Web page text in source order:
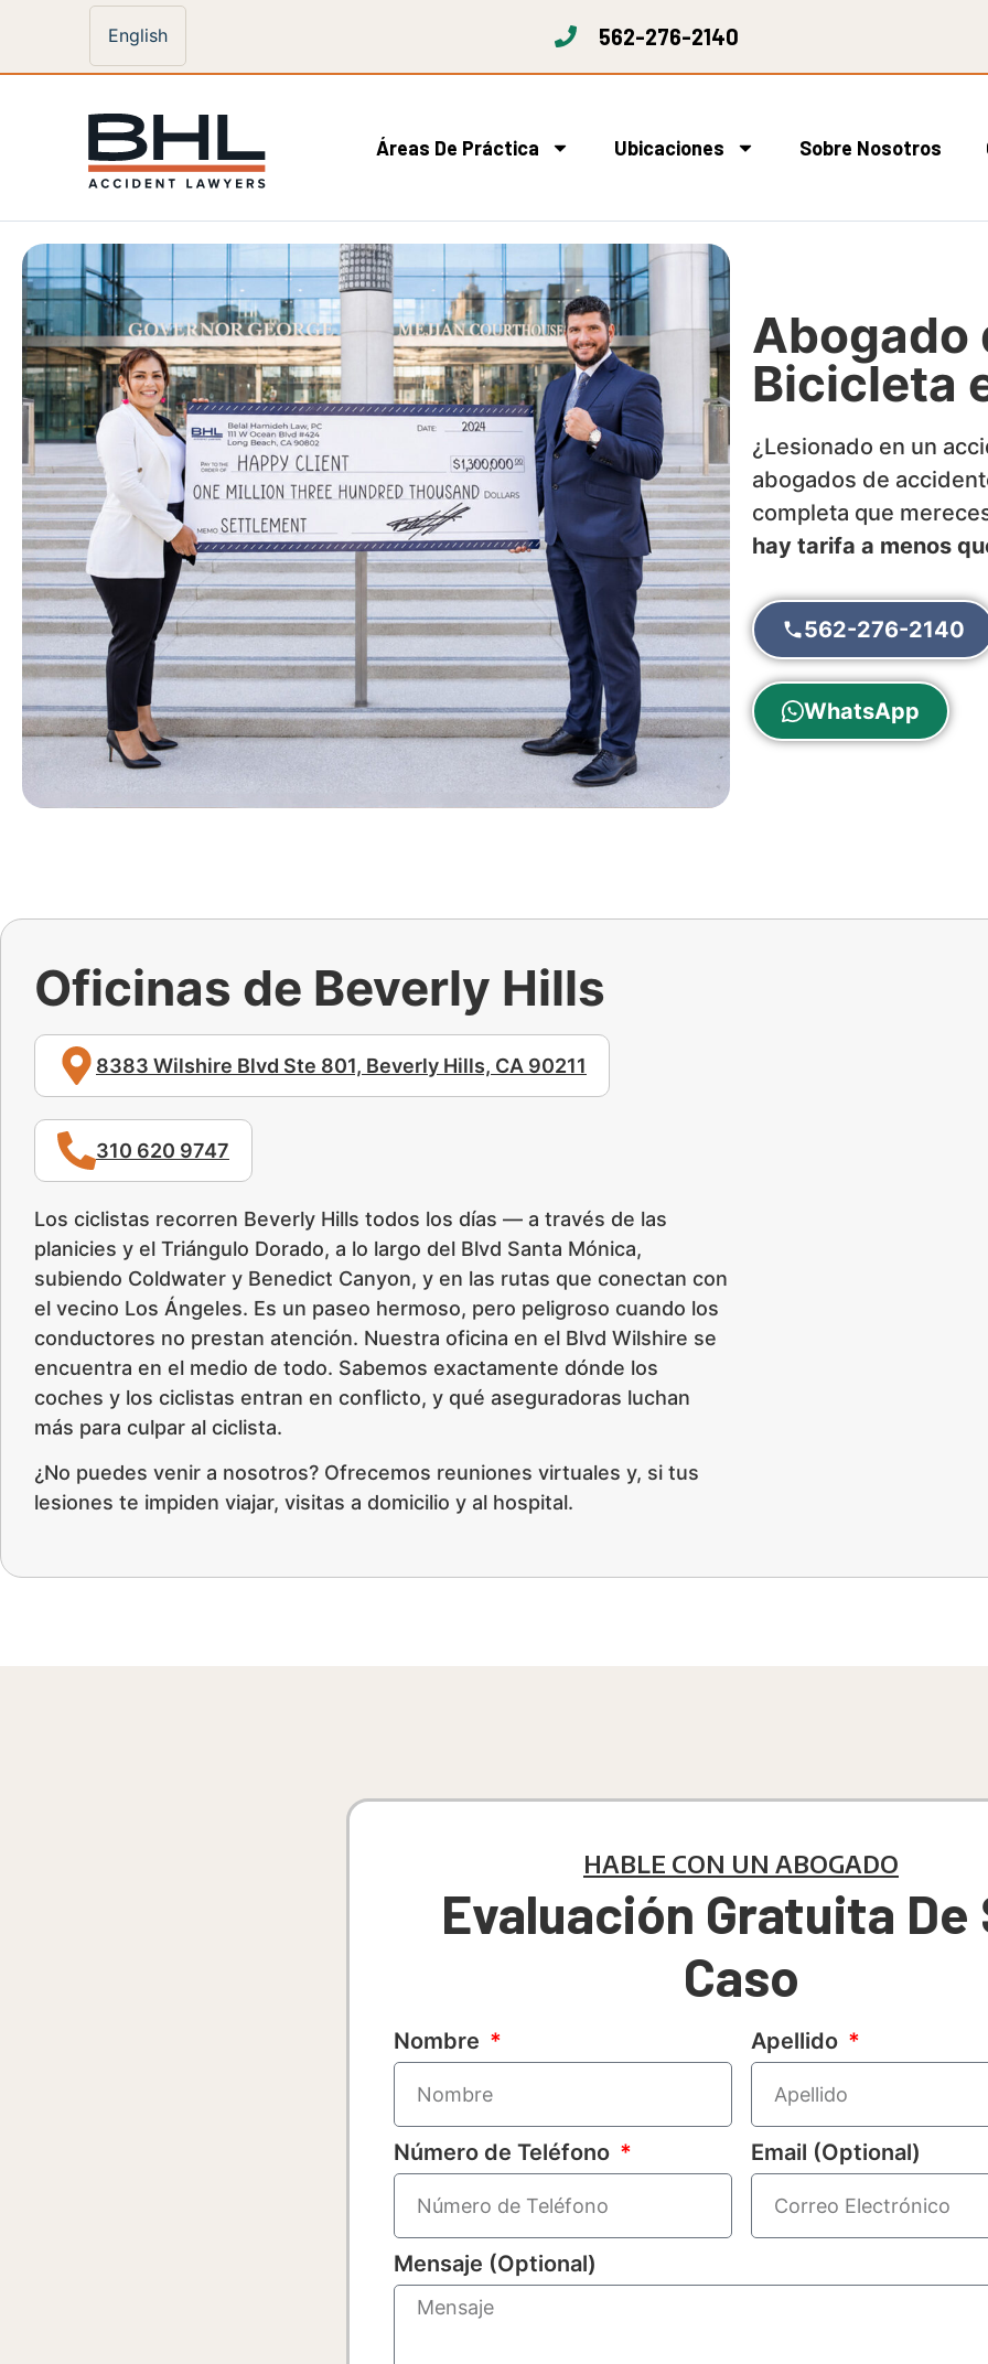
English 562-276-2140
Áreas De Práctica Ubicaciones Sobre Nosotros
Abogado
Bicicleta
¿Lesionado en un
abogados de
completa que
hay tarifa a menos
562-276-2140
WhatsApp
Oficinas de Beverly Hills
8383 Wilshire Blvd Ste 801, Beverly Hills, CA 90211
310 620 9747
Los ciclistas recorren Beverly Hills todos los días — a través de las
planicies y el Triángulo Dorado, a lo largo del Blvd Santa Mónica,
subiendo Coldwater y Benedict Canyon, y en las rutas que conectan con
el vecino Los Ángeles. Es un paseo hermoso, pero peligroso cuando los
conductores no prestan atención. Nuestra oficina en el Blvd Wilshire se
encuentra en el medio de todo. Sabemos exactamente dónde los
coches y los ciclistas entran en conflicto, y qué aseguradoras luchan
más para culpar al ciclista.
¿No puedes venir a nosotros? Ofrecemos reuniones virtuales y, si tus
lesiones te impiden viajar, visitas a domicilio y al hospital.
HABLE CON UN ABOGADO
Evaluación Gratuita De
Caso
Nombre Apellido
Número de Teléfono Email (Optional)
Mensaje (Optional)